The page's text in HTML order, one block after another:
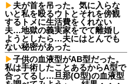
夫が首を吊った。気に入らな
いと私を殴るウトとそれを傍観
するトメに生活費をくれない
夫…地獄の義実家をでて離婚し
ようとしたら…夫にはとんでも
ない秘密があった
子供の血液型がAB型だった。
私は手術したことあるからA型で
合ってるし…旦那(O型)の血液型